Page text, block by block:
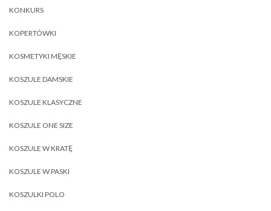
KONKURS
KOPERTÓWKI
KOSMETYKI MĘSKIE
KOSZULE DAMSKIE
KOSZULE KLASYCZNE
KOSZULE ONE SIZE
KOSZULE W KRATĘ
KOSZULE W PASKI
KOSZULKI POLO